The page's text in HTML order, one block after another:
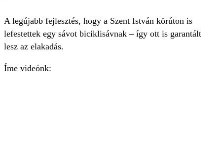
A legújabb fejlesztés, hogy a Szent István körúton is
lefestettek egy sávot biciklisávnak – így ott is garantált
lesz az elakadás.
Íme videónk: